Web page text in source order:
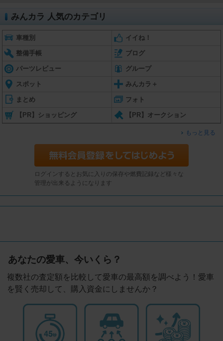
みんカラ 人気のカテゴリ
車種別 イイね！
整備手帳 ブログ
パーツレビュー グループ
スポット みんカラ＋
まとめ フォト
【PR】ショッピング 【PR】オークション
もっと見る
ログインするとお気に入りの保存や燃費記録など様々な
管理が出来るようになります
あなたの愛車、今いくら？
複数社の査定額を比較して愛車の最高額を調べよう！愛車
を賢く売却して、購入資金にしませんか？